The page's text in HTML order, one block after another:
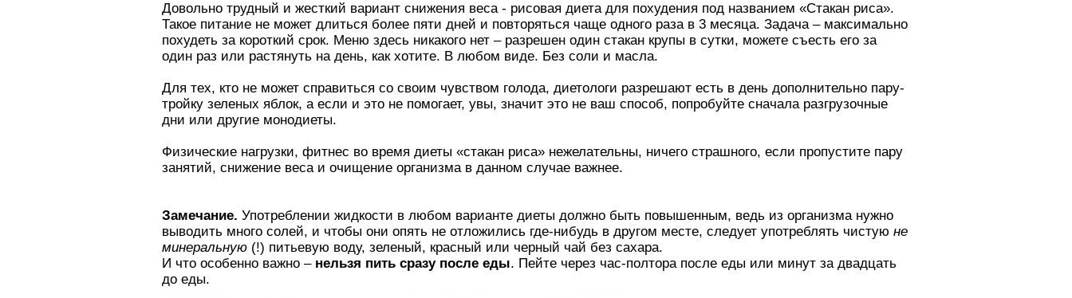
Довольно трудный и жесткий вариант снижения веса - рисовая диета для похудения под названием «Стакан риса».
Такое питание не может длиться более пяти дней и повторяться чаще одного раза в 3 месяца. Задача – максимально
похудеть за короткий срок. Меню здесь никакого нет – разрешен один стакан крупы в сутки, можете съесть его за
один раз или растянуть на день, как хотите. В любом виде. Без соли и масла.
Для тех, кто не может справиться со своим чувством голода, диетологи разрешают есть в день дополнительно пару-
тройку зеленых яблок, а если и это не помогает, увы, значит это не ваш способ, попробуйте сначала разгрузочные
дни или другие монодиеты.
Физические нагрузки, фитнес во время диеты «стакан риса» нежелательны, ничего страшного, если пропустите пару
занятий, снижение веса и очищение организма в данном случае важнее.
Замечание. Употреблении жидкости в любом варианте диеты должно быть повышенным, ведь из организма нужно
выводить много солей, и чтобы они опять не отложились где-нибудь в другом месте, следует употреблять чистую не
минеральную (!) питьевую воду, зеленый, красный или черный чай без сахара.
И что особенно важно – нельзя пить сразу после еды. Пейте через час-полтора после еды или минут за двадцать
до еды.